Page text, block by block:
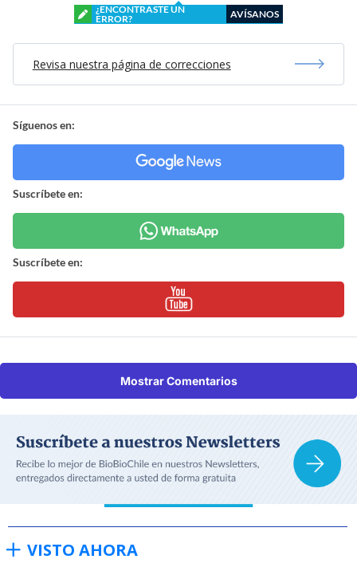
¿ENCONTRASTE UN
ERROR?
AVÍSANOS
Revisa nuestra página de correcciones
Síguenos en:
Suscríbete en:
Suscríbete en:
Mostrar Comentarios
VISTO AHORA